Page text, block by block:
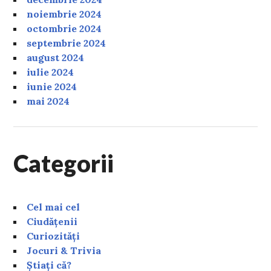
noiembrie 2024
octombrie 2024
septembrie 2024
august 2024
iulie 2024
iunie 2024
mai 2024
Categorii
Cel mai cel
Ciudățenii
Curiozități
Jocuri & Trivia
Știați că?